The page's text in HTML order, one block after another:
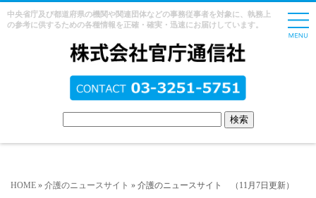
中央省庁及び都道府県の機関や関連団体などの事務従事者を対象に、執務上
の参考に供するための各種情報を正確・確実・迅速にお届けしています。
HOME » 介護のニュースサイト » 介護のニュースサイト （11月7日更新）